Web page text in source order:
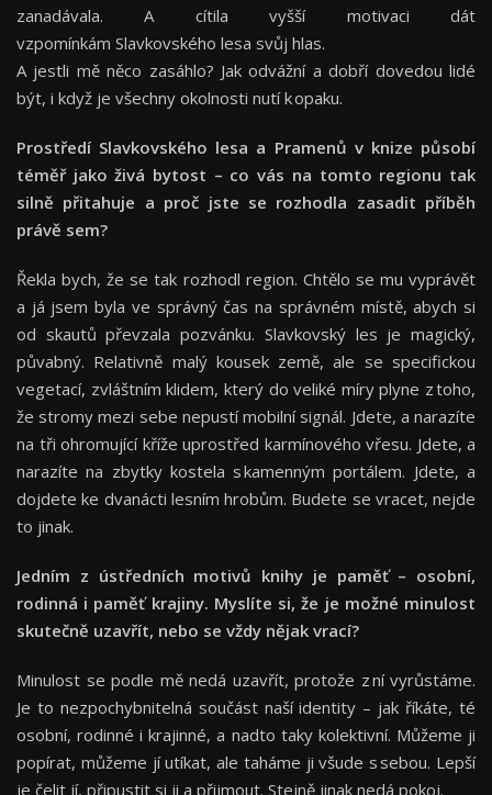
zanadávala. A cítila vyšší motivaci dát
vzpomínkám Slavkovského lesa svůj hlas.
A jestli mě něco zasáhlo? Jak odvážní a dobří dovedou lidé
být, i když je všechny okolnosti nutí k opaku.
Prostředí Slavkovského lesa a Pramenů v knize působí
téměř jako živá bytost – co vás na tomto regionu tak
silně přitahuje a proč jste se rozhodla zasadit příběh
právě sem?
Řekla bych, že se tak rozhodl region. Chtělo se mu vyprávět
a já jsem byla ve správný čas na správném místě, abych si
od skautů převzala pozvánku. Slavkovský les je magický,
půvabný. Relativně malý kousek země, ale se specifickou
vegetací, zvláštním klidem, který do veliké míry plyne z toho,
že stromy mezi sebe nepustí mobilní signál. Jdete, a narazíte
na tři ohromující kříže uprostřed karmínového vřesu. Jdete, a
narazíte na zbytky kostela s kamenným portálem. Jdete, a
dojdete ke dvanácti lesním hrobům. Budete se vracet, nejde
to jinak.
Jedním z ústředních motivů knihy je paměť – osobní,
rodinná i paměť krajiny. Myslíte si, že je možné minulost
skutečně uzavřít, nebo se vždy nějak vrací?
Minulost se podle mě nedá uzavřít, protože z ní vyrůstáme.
Je to nezpochybnitelná součást naší identity – jak říkáte, té
osobní, rodinné i krajinné, a nadto taky kolektivní. Můžeme ji
popírat, můžeme jí utíkat, ale taháme ji všude s sebou. Lepší
je čelit jí, připustit si ji a přijmout. Stejně jinak nedá pokoj.